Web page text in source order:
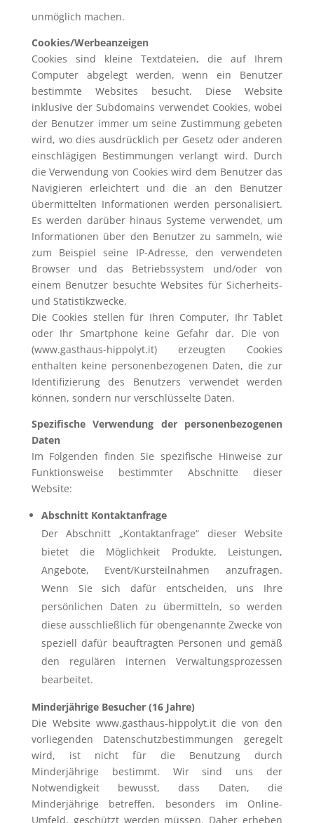
unmöglich machen.
Cookies/Werbeanzeigen
Cookies sind kleine Textdateien, die auf Ihrem
Computer abgelegt werden, wenn ein Benutzer
bestimmte Websites besucht. Diese Website
inklusive der Subdomains verwendet Cookies, wobei
der Benutzer immer um seine Zustimmung gebeten
wird, wo dies ausdrücklich per Gesetz oder anderen
einschlägigen Bestimmungen verlangt wird. Durch
die Verwendung von Cookies wird dem Benutzer das
Navigieren erleichtert und die an den Benutzer
übermittelten Informationen werden personalisiert.
Es werden darüber hinaus Systeme verwendet, um
Informationen über den Benutzer zu sammeln, wie
zum Beispiel seine IP-Adresse, den verwendeten
Browser und das Betriebssystem und/oder von
einem Benutzer besuchte Websites für Sicherheits-
und Statistikzwecke.
Die Cookies stellen für Ihren Computer, Ihr Tablet
oder Ihr Smartphone keine Gefahr dar. Die von
(www.gasthaus-hippolyt.it) erzeugten Cookies
enthalten keine personenbezogenen Daten, die zur
Identifizierung des Benutzers verwendet werden
können, sondern nur verschlüsselte Daten.
Spezifische Verwendung der personenbezogenen
Daten
Im Folgenden finden Sie spezifische Hinweise zur
Funktionsweise bestimmter Abschnitte dieser
Website:
Abschnitt Kontaktanfrage
Der Abschnitt „Kontaktanfrage“ dieser Website
bietet die Möglichkeit Produkte, Leistungen,
Angebote, Event/Kursteilnahmen anzufragen.
Wenn Sie sich dafür entscheiden, uns Ihre
persönlichen Daten zu übermitteln, so werden
diese ausschließlich für obengenannte Zwecke von
speziell dafür beauftragten Personen und gemäß
den regulären internen Verwaltungsprozessen
bearbeitet.
Minderjährige Besucher (16 Jahre)
Die Website www.gasthaus-hippolyt.it die von den
vorliegenden Datenschutzbestimmungen geregelt
wird, ist nicht für die Benutzung durch
Minderjährige bestimmt. Wir sind uns der
Notwendigkeit bewusst, dass Daten, die
Minderjährige betreffen, besonders im Online-
Umfeld, geschützt werden müssen. Daher erheben